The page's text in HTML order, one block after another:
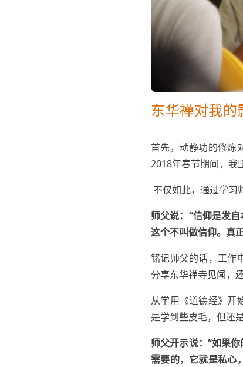
东华禅对我的
首先，动静功的修炼
2018年春节期间，我
不仅如此，通过学习
师父说：“信仰是发
这个不叫做信仰。真
铭记师父的话，工作
分享东华禅寺见闻，
从学用《道德经》开
是学到些皮毛，但还
师父开示说：“如果
需要的，它就是私心